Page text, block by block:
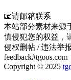
📧请邮箱联系
本站部分素材来源
慎侵犯您的权益，
侵权删帖 / 违法举
feedback#tgoos.com
Copyright © 2025